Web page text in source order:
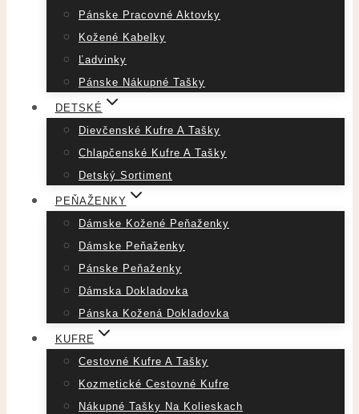
Pánske Pracovné Aktovky
Kožené Kabelky
Ľadvinky
Pánske Nákupné Tašky
DETSKÉ
Dievčenské Kufre A Tašky
Chlapčenské Kufre A Tašky
Detský Sortiment
PEŇAŽENKY
Dámske Kožené Peňaženky
Dámske Peňaženky
Pánske Peňaženky
Dámska Dokladovka
Pánska Kožená Dokladovka
KUFRE
Cestovné Kufre A Tašky
Kozmetické Cestovné Kufre
Nákupné Tašky Na Kolieskach